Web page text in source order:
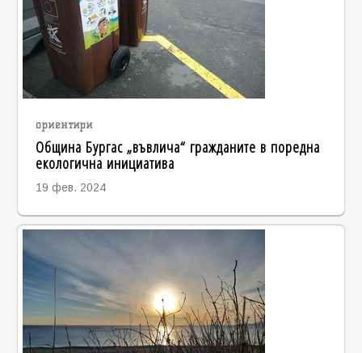
ориентири
Община Бургас „въвлича“ гражданите в поредна
екологична инициатива
19 фев. 2024